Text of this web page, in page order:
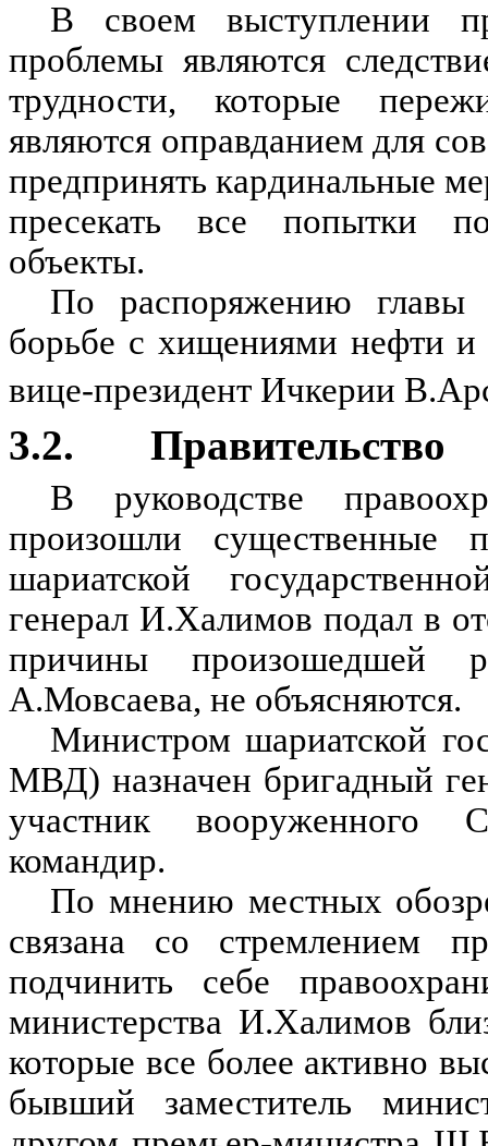
В своем выступлении
проблемы являются
трудности, которые
являются оправданием для
предпринять кардинальные
пресекать все попытки
объекты.
По распоряжению главы
борьбе с хищениями нефти и
вице-президент Ичкерии
3.2. Правительство
В руководстве
произошли
шариатской
генерал И.Халимов подал в
причины произошедшей
А.Мовсаева, не объясняются.
Министром шариатской
МВД) назначен бригадный
участник вооруженного
командир.
По мнению местных
связана со стремлением
подчинить себе
министерства И.Халимов
которые все более активно
бывший заместитель